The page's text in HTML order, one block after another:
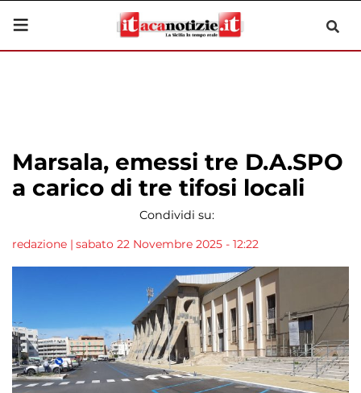
Marsala, emessi tre D.A.SPO
a carico di tre tifosi locali
Condividi su:
redazione | sabato 22 Novembre 2025 - 12:22